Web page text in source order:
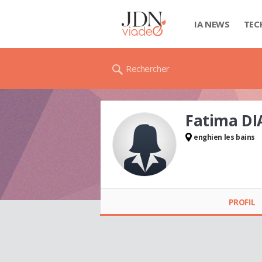
IA NEWS
Rechercher
Fatima
enghien les bains
PROFIL